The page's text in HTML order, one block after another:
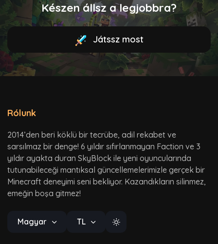
Készen állsz a legjobbra?
Játssz most
Rólunk
2014’den beri köklü bir tecrübe, adil rekabet ve
sarsılmaz bir denge! 6 yıldır sıfırlanmayan Faction ve 3
yıldır ayakta duran SkyBlock ile yeni oyuncularında
tutunabileceği mantıksal güncellemelerimizle gerçek bir
Minecraft deneyimi seni bekliyor. Kazandıkların silinmez,
emeğin boşa gitmez!
Magyar TL